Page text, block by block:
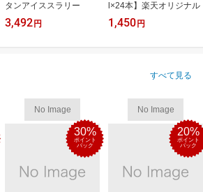
タンアイススラリー
3,492 円
l×24本】楽天オリジナル
1,450 円
すべて見る
No Image
30%
ポイント
バック
No Image
20%
ポイント
バック